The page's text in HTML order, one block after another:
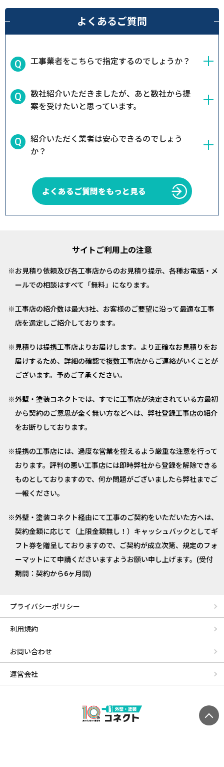
よくあるご質問
工事業者をこちらで指定するのでしょうか？
数社紹介いただきましたが、あと数社から提
案を受けたいと思っています。
紹介いただく業者は安心できるのでしょう
か？
よくあるご質問をもっと見る
サイトご利用上の注意
お見積り依頼及び各工事店からのお見積り提示、各種お電話・メ
ールでの相談はすべて「無料」になります。
工事店の紹介数は最大3社、お客様のご要望に沿って最適な工事
店を選定しご紹介しております。
見積りは提携工事店よりお届けします。より正確なお見積りをお
届けするため、詳細の確認で複数工事店からご連絡がいくことが
ございます。予めご了承ください。
外壁・塗装コネクトでは、すでに工事店が決定されている方最初
から契約のご意思が全く無い方などへは、弊社登録工事店の紹介
をお断りしております。
提携の工事店には、過度な営業を控えるよう厳重な注意を行って
おります。評判の悪い工事店には即時弊社から登録を解除できる
ものとしておりますので、何か問題がございましたら弊社までご
一報ください。
外壁・塗装コネクト経由にて工事のご契約をいただいた方へは、
契約金額に応じて（上限金額無し！）キャッシュバックとしてギ
フト券を贈呈しておりますので、ご契約が成立次第、規定のフォ
ーマットにて申請くださいますようお願い申し上げます。(受付
期間：契約から6ヶ月間)
プライバシーポリシー
利用規約
お問い合わせ
運営会社